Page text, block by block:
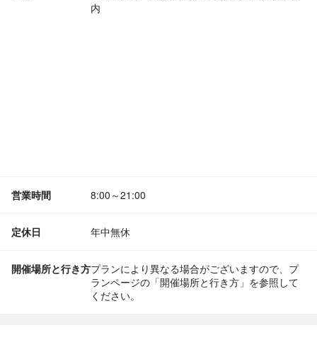
内
営業時間 8:00～21:00
定休日 年中無休
開催場所と行き方プランにより異なる場合がございますので、プ
ランページの「開催場所と行き方」を参照して
ください。